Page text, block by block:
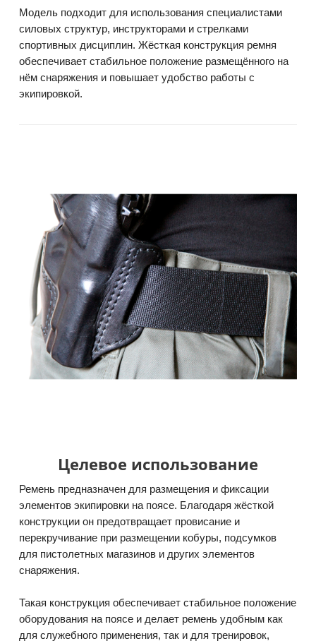
Модель подходит для использования специалистами
силовых структур, инструкторами и стрелками
спортивных дисциплин. Жёсткая конструкция ремня
обеспечивает стабильное положение размещённого на
нём снаряжения и повышает удобство работы с
экипировкой.
Целевое использование
Ремень предназначен для размещения и фиксации
элементов экипировки на поясе. Благодаря жёсткой
конструкции он предотвращает провисание и
перекручивание при размещении кобуры, подсумков
для пистолетных магазинов и других элементов
снаряжения.
Такая конструкция обеспечивает стабильное положение
оборудования на поясе и делает ремень удобным как
для служебного применения, так и для тренировок,